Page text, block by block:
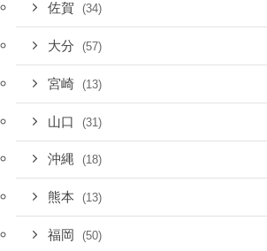
佐賀 (34)
大分 (57)
宮崎 (13)
山口 (31)
沖縄 (18)
熊本 (13)
福岡 (50)